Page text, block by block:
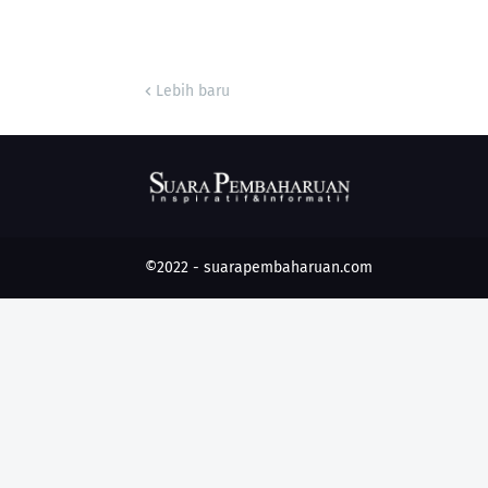
Lebih baru
©2022 - suarapembaharuan.com